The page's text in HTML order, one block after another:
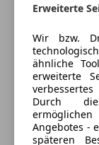
Notrufsystem
Servolenkung
Extras
Zeller
5760
Kontakt
Dalibor Smiljcic
Alle
Erweiterte
Wir bzw.
ähnliche
erweiterte
Durch
Angebotes -
späteren